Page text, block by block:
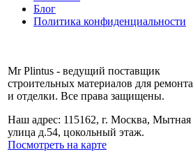
Блог
Политика конфиденциальности
Mr Plintus - ведущий поставщик
строительных материалов для ремонта
и отделки. Все права защищены.
Наш адрес: 115162, г. Москва, Мытная
улица д.54, цокольный этаж.
Посмотреть на карте